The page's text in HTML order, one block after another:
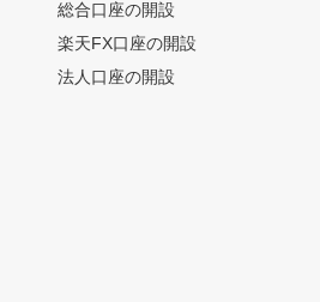
総合口座の開設
楽天FX口座の開設
法人口座の開設